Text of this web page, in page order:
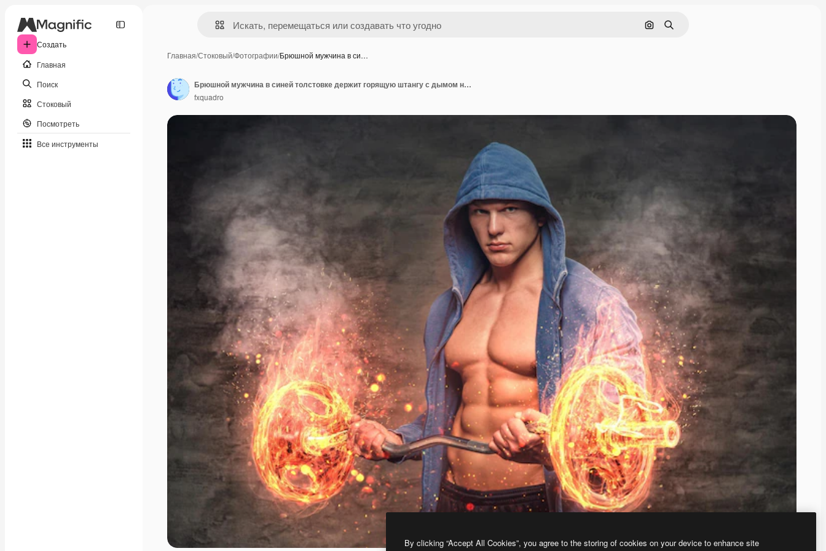
Создать
Главная
Поиск
Стоковый
Посмотреть
Все инструменты
Поиск по изображению
Поиск
Главная/Стоковый/Фотографии/Брюшной мужчина в си…
Брюшной мужчина в синей толстовке держит горящую штангу с дымом на сером фоне.
fxquadro
By clicking “Accept All Cookies”, you agree to the storing of cookies on your device to enhance site